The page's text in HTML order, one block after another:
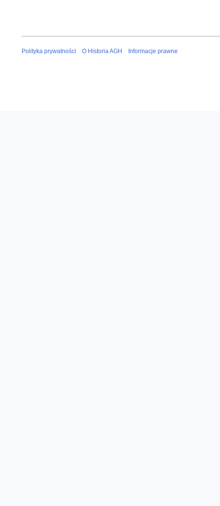
Polityka prywatności O Historia AGH Informacje prawne